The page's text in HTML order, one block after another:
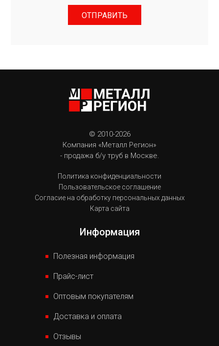
© 2010-2026
Компания «Металл Регион»
- продажа б/у труб в Москве.
Политика конфиденциальности
Пользовательское соглашение
Согласие на обработку персональных данных
Карта сайта
Информация
Полезная информация
Прайс-лист
Оптовым покупателям
Доставка и оплата
Отзывы